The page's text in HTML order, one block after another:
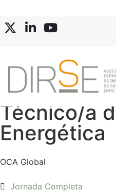
Técnico/a
Energética
OCA Global
Jornada Completa